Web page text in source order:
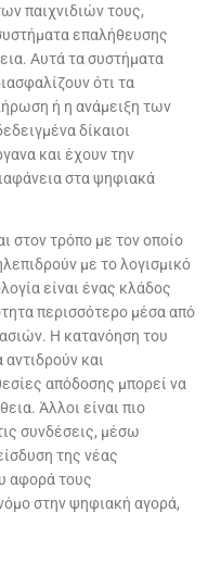
παιχνιδιών τους,
επαλήθευσης
Αυτά τα συστήματα
ότι τα
ή η ανάμειξη των
δίκαιοι
και έχουν την
στα ψηφιακά
στον τρόπο με τον οποίο
με το λογισμικό
είναι ένας κλάδος
περισσότερο μέσα από
Η κατανόηση του
και
απόδοσης μπορεί να
Άλλοι είναι πιο
συνδέσεις, μέσω
της νέας
αφορά τους
στην ψηφιακή αγορά,